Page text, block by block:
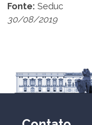
Fonte: Seduc
30/08/2019